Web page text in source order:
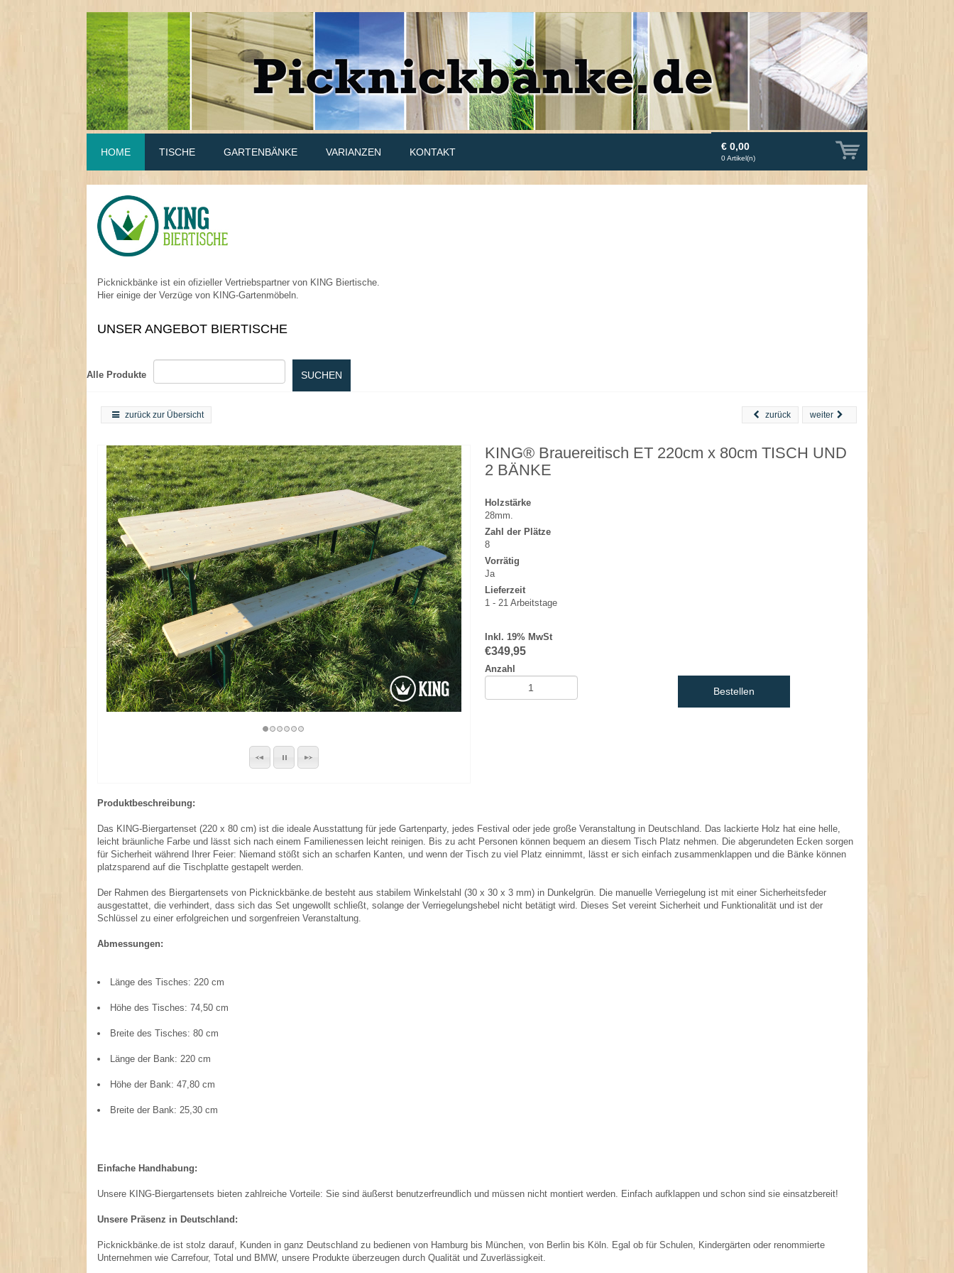
HOME TISCHE GARTENBÄNKE VARIANZEN KONTAKT € 0,00
0Artikel(n)
Picknickbänke ist ein ofizieller Vertriebspartner von KING Biertische.
Hier einige der Verzüge von KING-Gartenmöbeln.
UNSER ANGEBOT BIERTISCHE
Alle Produkte SUCHEN
zurück zur Übersicht weiter
zurück
KING® Brauereitisch ET 220cm x 80cm TISCH UND
2 BÄNKE
Holzstärke
28mm.
Zahl der Plätze
8
Vorrätig
Ja
Lieferzeit
1 - 21 Arbeitstage
Inkl. 19% MwSt
€349,95
Anzahl
Bestellen
Produktbeschreibung:
Das KING-Biergartenset (220 x 80 cm) ist die ideale Ausstattung für jede Gartenparty, jedes Festival oder jede große Veranstaltung in Deutschland. Das lackierte Holz hat eine helle,
leicht bräunliche Farbe und lässt sich nach einem Familienessen leicht reinigen. Bis zu acht Personen können bequem an diesem Tisch Platz nehmen. Die abgerundeten Ecken sorgen
für Sicherheit während Ihrer Feier: Niemand stößt sich an scharfen Kanten, und wenn der Tisch zu viel Platz einnimmt, lässt er sich einfach zusammenklappen und die Bänke können
platzsparend auf die Tischplatte gestapelt werden.
Der Rahmen des Biergartensets von Picknickbänke.de besteht aus stabilem Winkelstahl (30 x 30 x 3 mm) in Dunkelgrün. Die manuelle Verriegelung ist mit einer Sicherheitsfeder
ausgestattet, die verhindert, dass sich das Set ungewollt schließt, solange der Verriegelungshebel nicht betätigt wird. Dieses Set vereint Sicherheit und Funktionalität und ist der
Schlüssel zu einer erfolgreichen und sorgenfreien Veranstaltung.
Abmessungen:
Länge des Tisches: 220 cm
Höhe des Tisches: 74,50 cm
Breite des Tisches: 80 cm
Länge der Bank: 220 cm
Höhe der Bank: 47,80 cm
Breite der Bank: 25,30 cm
Einfache Handhabung:
Unsere KING-Biergartensets bieten zahlreiche Vorteile: Sie sind äußerst benutzerfreundlich und müssen nicht montiert werden. Einfach aufklappen und schon sind sie einsatzbereit!
Unsere Präsenz in Deutschland:
Picknickbänke.de ist stolz darauf, Kunden in ganz Deutschland zu bedienen von Hamburg bis München, von Berlin bis Köln. Egal ob für Schulen, Kindergärten oder renommierte
Unternehmen wie Carrefour, Total und BMW, unsere Produkte überzeugen durch Qualität und Zuverlässigkeit.